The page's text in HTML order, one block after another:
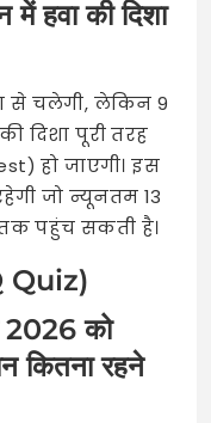
हवा की दिशा
से चलेगी, लेकिन 9
दिशा पूरी तरह
हो जाएगी। इस
जो न्यूनतम 13
पहुंच सकती है।
Quiz)
2026 को
कितना रहने